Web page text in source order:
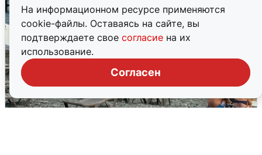
На информационном ресурсе применяются
cookie-файлы. Оставаясь на сайте, вы
подтверждаете свое согласие на их
использование.
Согласен